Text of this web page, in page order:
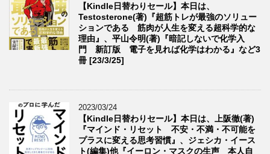
【Kindle日替わりセール】本日は、
Testosterone(著)『超筋トレが最強のソリュー
ションである 筋肉が人生を変える超科学的な
理由』、平山令明(著)『暗記しないで化学入
門 新訂版 電子を見れば化学はわかる』など3
冊 [23/3/25]
2023/03/24
【Kindle日替わりセール】本日は、上阪徹(著)
『マインド・リセット 不安・不満・不可能を
プラスに変える思考習慣』、ジェシカ・イース
ト(編集)他『イーロン・マスクの生声 本人自